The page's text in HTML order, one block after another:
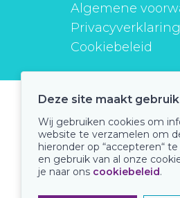
Algemene
Privacyverklaring
Cookiebeleid
Onze keurmerken
Deze site maakt
Wij gebruiken cookies om
website te verzamelen om
hieronder op “accepteren“
en gebruik van al onze
je naar ons cookiebeleid.